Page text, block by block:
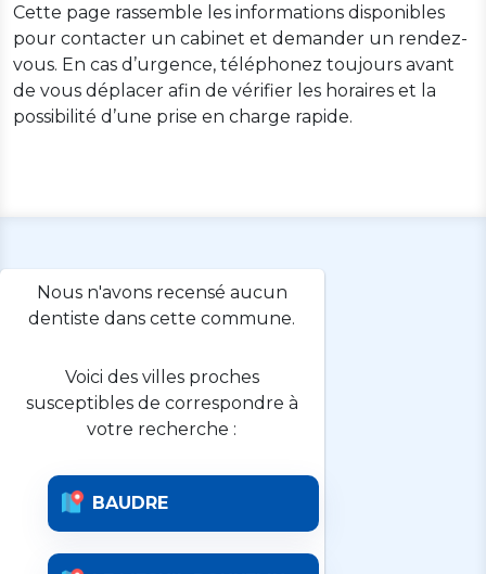
Cette page rassemble les informations disponibles
pour contacter un cabinet et demander un rendez-
vous. En cas d’urgence, téléphonez toujours avant
de vous déplacer afin de vérifier les horaires et la
possibilité d’une prise en charge rapide.
Nous n'avons recensé aucun
dentiste dans cette commune.
Voici des villes proches
susceptibles de correspondre à
votre recherche :
BAUDRE